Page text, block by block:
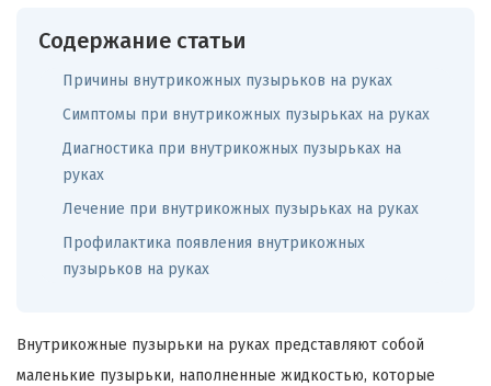
Содержание статьи
Причины внутрикожных пузырьков на руках
Симптомы при внутрикожных пузырьках на руках
Диагностика при внутрикожных пузырьках на
руках
Лечение при внутрикожных пузырьках на руках
Профилактика появления внутрикожных
пузырьков на руках
Внутрикожные пузырьки на руках представляют собой
маленькие пузырьки, наполненные жидкостью, которые